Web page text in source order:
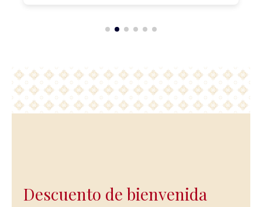
Descuento de bienvenida